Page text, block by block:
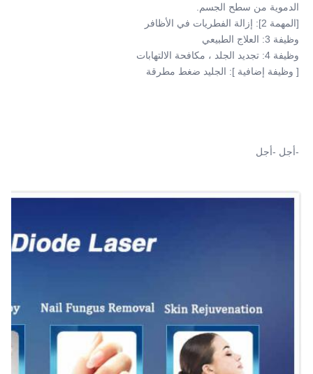
الدموية من سطح الجسم.
[المهمة 2]: إزالة الفطريات في الأظافر
وظيفة 3: العلاج الطبيعي
وظيفة 4: تجديد الجلد ، مكافحة الالتهابات
[ وظيفة إضافية ]: الجليد ضغط مطرقة
-أجل -أجل